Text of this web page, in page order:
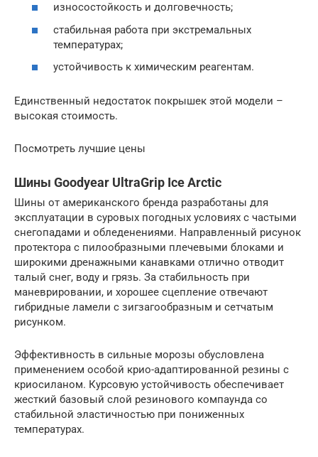
износостойкость и долговечность;
стабильная работа при экстремальных
температурах;
устойчивость к химическим реагентам.
Единственный недостаток покрышек этой модели –
высокая стоимость.
Посмотреть лучшие цены
Шины Goodyear UltraGrip Ice Arctic
Шины от американского бренда разработаны для
эксплуатации в суровых погодных условиях с частыми
снегопадами и обледенениями. Направленный рисунок
протектора с пилообразными плечевыми блоками и
широкими дренажными канавками отлично отводит
талый снег, воду и грязь. За стабильность при
маневрировании, и хорошее сцепление отвечают
гибридные ламели с зигзагообразным и сетчатым
рисунком.
Эффективность в сильные морозы обусловлена
применением особой крио-адаптированной резины с
криосиланом. Курсовую устойчивость обеспечивает
жесткий базовый слой резинового компаунда со
стабильной эластичностью при пониженных
температурах.